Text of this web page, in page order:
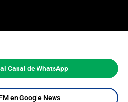
Canal de WhatsApp
en Google News